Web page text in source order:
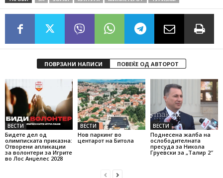
ПОВРЗАНИ НАПИСИ ПОВЕЌЕ ОД АВТОРОТ
ВЕСТИ
Бидете дел од
олимписката приказна:
Отворени апликации
за волонтери за Игрите
во Лос Анџелес 2028
ВЕСТИ
Нов паркинг во
центарот на Битола
ВЕСТИ
Поднесена жалба на
ослободителната
пресуда за Никола
Груевски за „Талир 2″